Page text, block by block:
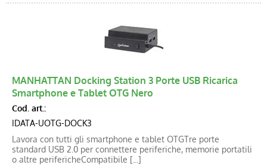
MANHATTAN Docking Station 3 Porte USB Ricarica
Smartphone e Tablet OTG Nero
Cod. art.:
IDATA-UOTG-DOCK3
Lavora con tutti gli smartphone e tablet OTGTre porte
standard USB 2.0 per connettere periferiche, memorie portatili
o altre perifericheCompatibile [...]